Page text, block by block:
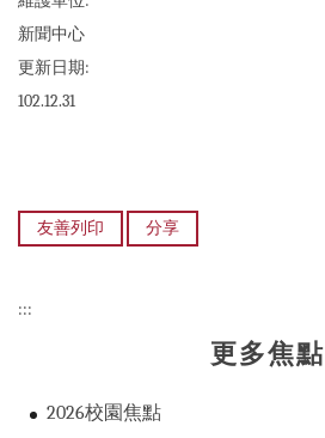
新聞中心
更新日期:
102.12.31
友善列印 分享
:::
更多焦點
2026校園焦點